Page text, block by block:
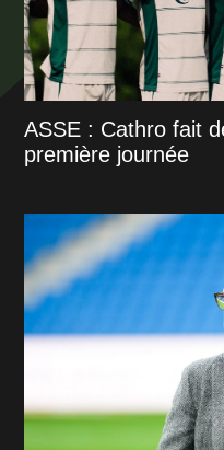
ASSE : Cathro fait
première journée